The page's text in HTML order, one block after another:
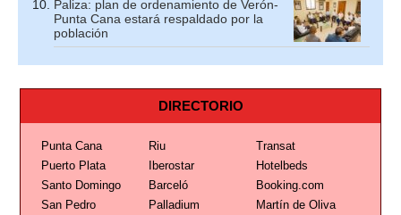
Paliza: plan de ordenamiento de Verón-
Punta Cana estará respaldado por la
población
DIRECTORIO
Punta Cana Riu
Transat
Puerto Plata
Iberostar
Hotelbeds
Santo Domingo
Barceló
Booking.com
San Pedro
Palladium
Martín de Oliva